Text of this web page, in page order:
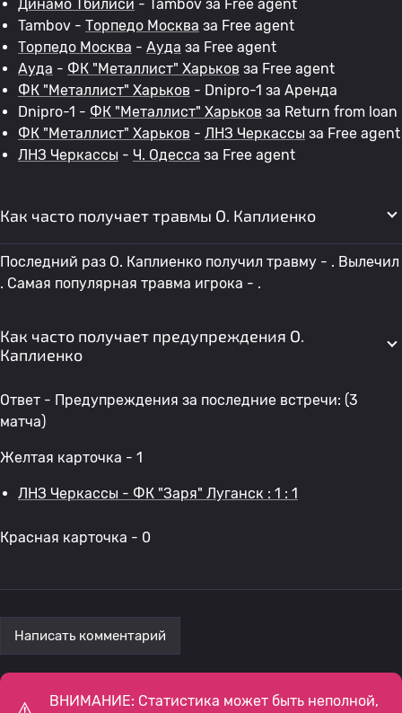
Динамо Тбилиси - Tambov за Free agent
Tambov - Торпедо Москва за Free agent
Торпедо Москва - Ауда за Free agent
Ауда - ФК "Металлист" Харьков за Free agent
ФК "Металлист" Харьков - Dnipro-1 за Аренда
Dnipro-1 - ФК "Металлист" Харьков за Return from loan
ФК "Металлист" Харьков - ЛНЗ Черкассы за Free agent
ЛНЗ Черкассы - Ч. Одесса за Free agent
Как часто получает травмы O. Каплиенко
Последний раз O. Каплиенко получил травму - . Вылечил
. Самая популярная травма игрока - .
Как часто получает предупреждения O.
Каплиенко
Ответ - Предупреждения за последние встречи: (3
матча)
Желтая карточка - 1
ЛНЗ Черкассы - ФК "Заря" Луганск : 1 : 1
Красная карточка - 0
Написать комментарий
ВНИМАНИЕ: Статистика может быть неполной,